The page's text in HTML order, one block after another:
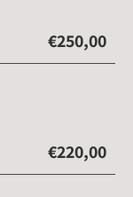
€250,00
€220,00